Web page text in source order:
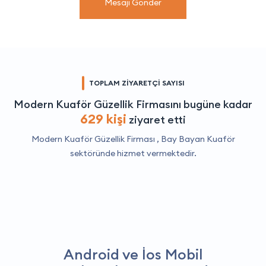
Mesajı Gönder
TOPLAM ZİYARETÇİ SAYISI
Modern Kuaför Güzellik Firmasını bugüne kadar
629 kişi ziyaret etti
Modern Kuaför Güzellik Firması , Bay Bayan Kuaför
sektöründe hizmet vermektedir.
Android ve İos Mobil